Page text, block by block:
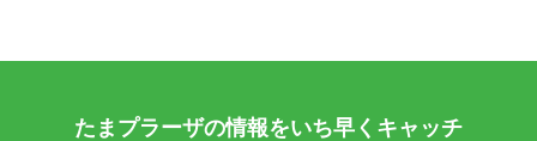
たまプラーザの情報をいち早くキャッチ